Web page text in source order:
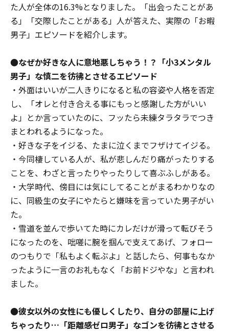
た人が全体の16.3%となりました。「出会ったことがあ
る」「交際したことがある」人が答えた、実際の「お暇
男子」エピソードを紹介します。
●なぜか好きな人に意地悪しちゃう！？「小3メンタル
男子」な慎二を彷彿とさせるエピソード
・外面はいいが二人きりになると私の容姿や人格を否定
し、「オレと付き合える事にもっと感謝した方がいい
よ」とか言っていたのに、フッたら未練タラタラでつき
まとわれるようになった。
・好きな子をイジる、たまに泣くまでフザけてイジる。
・今同棲している人が、私が悲しんだり痛がったりする
ことを、わざと言ったりやったりして喜ぶふしがある。
・大学時代、傍目には気にしてることがまるわかりなの
に、同級生の女子にやたらと嫌味を言っていた男子がい
た。
・雪道を並んで歩いてた時にカレだけが滑って転びそう
になったのを、咄嗟に腕を掴んで支えてあげ、フォロー
のつもりで「私もよく転ぶよ」と話したら、何事もなか
ったように一言のお礼もなく「お前ドジやな」と言われ
ました。
●彼女以外の女性にも優しくしたり、自分の部屋に上げ
ちゃったり…「距離感ゼロ男子」なゴンを彷彿とさせる